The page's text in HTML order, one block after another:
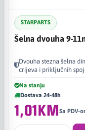
STARPARTS
Šelna dvouha 9-
Dvouha stezna šelna
crijeva i priključnih
Na stanju
Dostava 24-48h
1,01KMSa PDV-